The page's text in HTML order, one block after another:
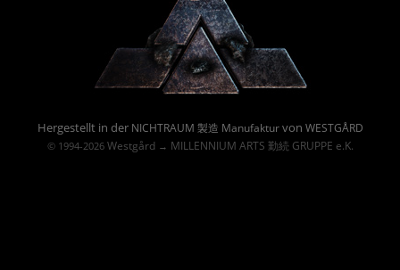
Hergestellt in der NICHTRAUM 製造 Manufakturvon WESTGÅRD
© 1994-2026 Westgård→ MILLENNIUM ARTS 勤続 GRUPPE e.K.
Powered By :